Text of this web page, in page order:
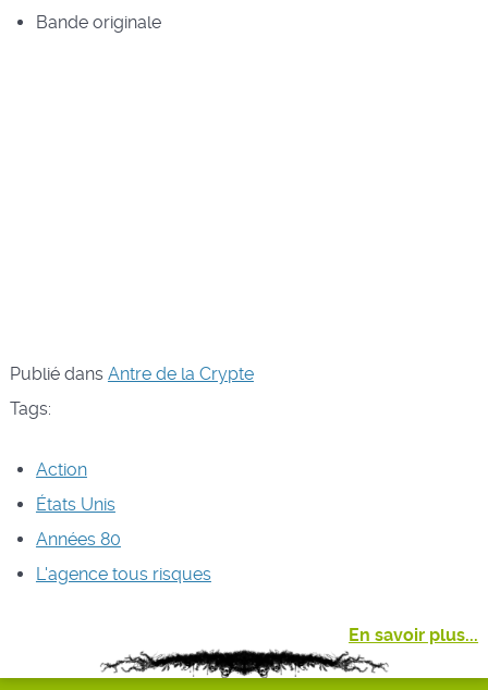
Bande originale
Publié dans Antre de la Crypte
Tags:
Action
États Unis
Années 80
L'agence tous risques
En savoir plus...